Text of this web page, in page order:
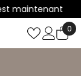
0
0